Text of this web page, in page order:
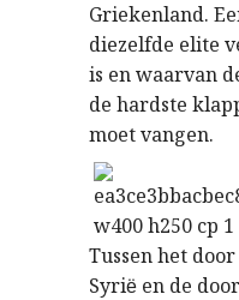
Griekenland.
diezelfde elite
is en waarvan
de hardste
moet vangen.
Tussen het
Syrië en de